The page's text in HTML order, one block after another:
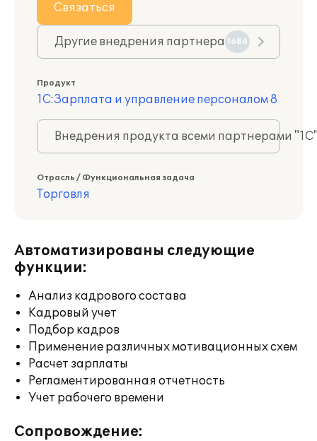
Связаться
Другие внедрения партнера 1686
Продукт
1С:Зарплата и управление персоналом 8
Внедрения продукта всеми партнерами
Отрасль / Функциональная задача
Торговля
Автоматизированы следующие
функции:
Анализ кадрового состава
Кадровый учет
Подбор кадров
Применение различных мотивационных схем
Расчет зарплаты
Регламентированная отчетность
Учет рабочего времени
Сопровождение: